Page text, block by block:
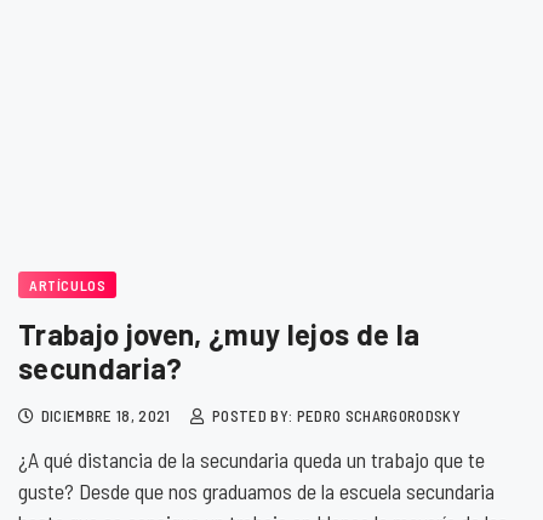
ARTÍCULOS
Trabajo joven, ¿muy lejos de la
secundaria?
DICIEMBRE 18, 2021 POSTED BY: PEDRO SCHARGORODSKY
¿A qué distancia de la secundaria queda un trabajo que te
guste? Desde que nos graduamos de la escuela secundaria